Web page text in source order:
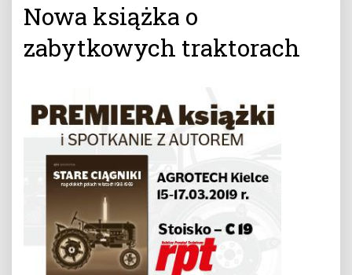
Nowa książka o
zabytkowych traktorach